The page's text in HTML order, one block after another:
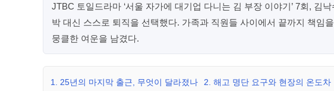
JTBC 토일드라마 ‘서울 자가에 대기업 다니는 김 부장 이야기’ 7회, 김
박 대신 스스로 퇴직을 선택했다. 가족과 직원들 사이에서 끝까지 책임
뭉클한 여운을 남겼다.
1. 25년의 마지막 출근, 무엇이 달라졌나 2. 해고 명단 요구와 현장의 온도차